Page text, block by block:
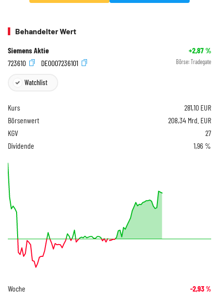
Behandelter Wert
Siemens Aktie +2,87%
723610
DE0007236101 Börse: Tradegate
Watchlist
Kurs 281,10 EUR
Börsenwert
208,34 Mrd. EUR
KGV
27
Dividende
1,96 %
Woche -2,93%